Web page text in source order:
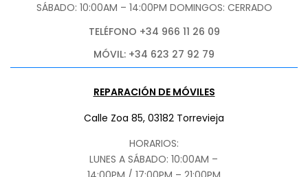
SÁBADO: 10:00AM – 14:00PM DOMINGOS: CERRADO
TELÉFONO +34 966 11 26 09
MÓVIL: +34 623 27 92 79
REPARACIÓN DE MÓVILES
Calle Zoa 85, 03182 Torrevieja
HORARIOS:
LUNES A SÁBADO: 10:00AM –